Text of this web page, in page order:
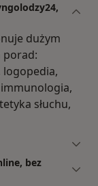
dużym
porad:
słuchu,
bez